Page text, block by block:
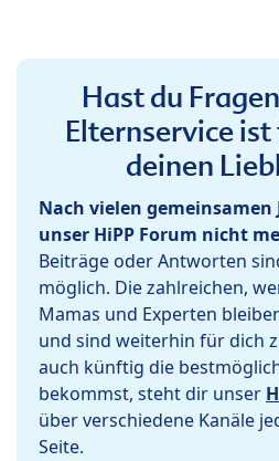
Hast du
Elternservice
deinen
Nach vielen
unser HiPP Forum nicht
Beiträge oder Antworten
möglich. Die zahlreichen,
Mamas und Experten
und sind weiterhin für dich
auch künftig die
bekommst, steht dir unser
über verschiedene Kanäle
Seite.